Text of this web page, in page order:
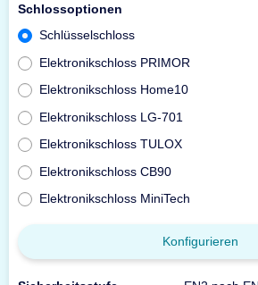
Schlossoptionen
Schlüsselschloss
Elektronikschloss PRIMOR
Elektronikschloss Home10
Elektronikschloss LG-701
Elektronikschloss TULOX
Elektronikschloss CB90
Elektronikschloss MiniTech
Konfigurieren